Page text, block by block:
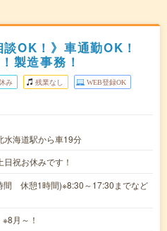
OK！》車通勤OK！
製造事務！
み 残業なし WEB登録OK
水海道駅から車19分
祝お休みです！
間 休憩1時間)※8:30～17:30までなど
月～！